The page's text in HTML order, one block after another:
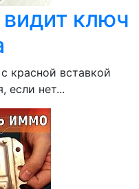
ключ
красной вставкой
если нет...